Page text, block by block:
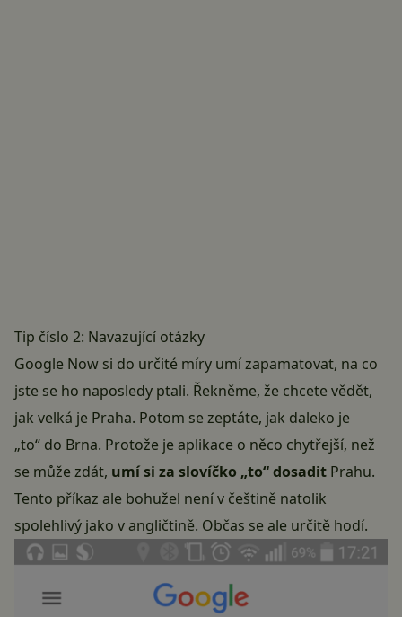
Tip číslo 2: Navazující otázky
Google Now si do určité míry umí zapamatovat, na co
jste se ho naposledy ptali. Řekněme, že chcete vědět,
jak velká je Praha. Potom se zeptáte, jak daleko je
„to“ do Brna. Protože je aplikace o něco chytřejší, než
se může zdát, umí si za slovíčko „to“ dosadit Prahu.
Tento příkaz ale bohužel není v češtině natolik
spolehlivý jako v angličtině. Občas se ale určitě hodí.